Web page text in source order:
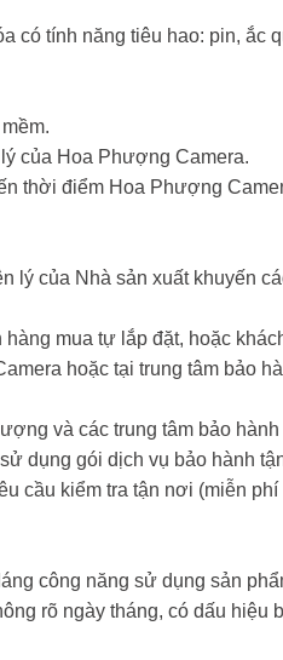
có tính năng tiêu hao: pin, ắc
của Hoa Phượng Camera.
thời điểm Hoa Phượng
lý của Nhà sản xuất khuyến
mua tự lắp đặt, hoặc
hoặc tại trung tâm bảo
và các trung tâm bảo
dụng gói dịch vụ bảo hành
cầu kiểm tra tận nơi (miễn phí
công năng sử dụng sản
rõ ngày tháng, có dấu hiệu